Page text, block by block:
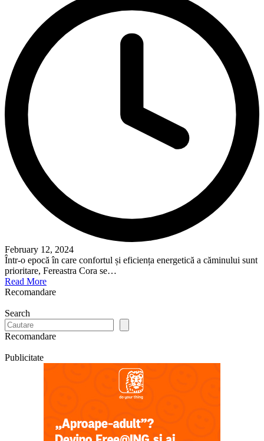
February 12, 2024
Într-o epocă în care confortul și eficiența energetică a căminului sunt
prioritare, Fereastra Cora se…
Read More
Recomandare
Search
Recomandare
Publicitate